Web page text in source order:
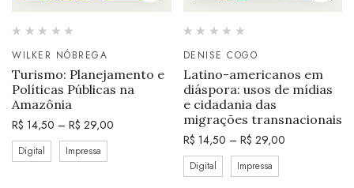
WILKER NÓBREGA
Turismo: Planejamento e
Políticas Públicas na
Amazônia
R$ 14,50 – R$ 29,00
Digital Impressa
DENISE COGO
Latino-americanos em
diáspora: usos de mídias
e cidadania das
migrações transnacionais
R$ 14,50 – R$ 29,00
Digital Impressa